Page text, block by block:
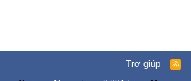
Trợ giúp
R